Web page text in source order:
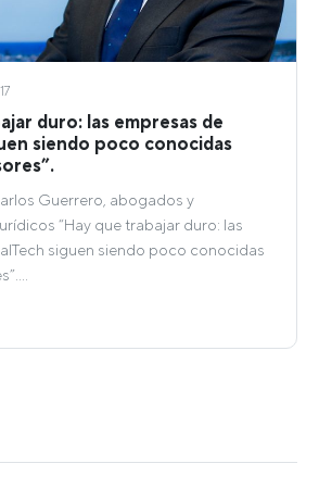
duro: las empresas de
siendo poco conocidas
Guerrero, abogados y
“Hay que trabajar duro: las
siguen siendo poco conocidas